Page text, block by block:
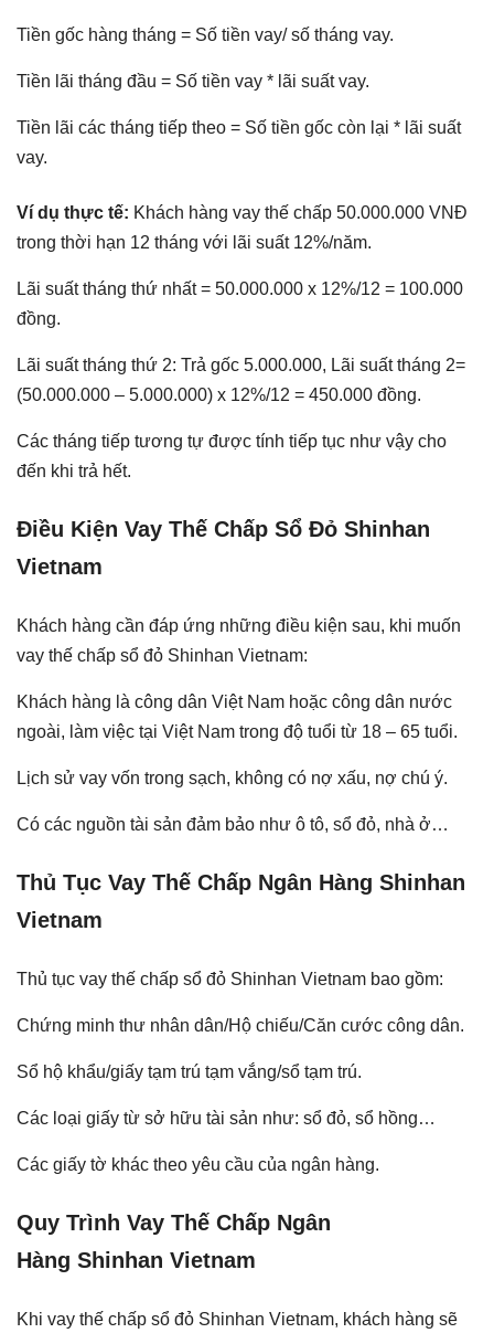
Tiền gốc hàng tháng = Số tiền vay/ số tháng vay.
Tiền lãi tháng đầu = Số tiền vay * lãi suất vay.
Tiền lãi các tháng tiếp theo = Số tiền gốc còn lại * lãi suất
vay.
Ví dụ thực tế: Khách hàng vay thế chấp 50.000.000 VNĐ
trong thời hạn 12 tháng với lãi suất 12%/năm.
Lãi suất tháng thứ nhất = 50.000.000 x 12%/12 = 100.000
đồng.
Lãi suất tháng thứ 2: Trả gốc 5.000.000, Lãi suất tháng 2=
(50.000.000 – 5.000.000) x 12%/12 = 450.000 đồng.
Các tháng tiếp tương tự được tính tiếp tục như vậy cho
đến khi trả hết.
Điều Kiện Vay Thế Chấp Sổ Đỏ Shinhan
Vietnam
Khách hàng cần đáp ứng những điều kiện sau, khi muốn
vay thế chấp sổ đỏ Shinhan Vietnam:
Khách hàng là công dân Việt Nam hoặc công dân nước
ngoài, làm việc tại Việt Nam trong độ tuổi từ 18 – 65 tuổi.
Lịch sử vay vốn trong sạch, không có nợ xấu, nợ chú ý.
Có các nguồn tài sản đảm bảo như ô tô, sổ đỏ, nhà ở…
Thủ Tục Vay Thế Chấp Ngân Hàng Shinhan
Vietnam
Thủ tục vay thế chấp sổ đỏ Shinhan Vietnam bao gồm:
Chứng minh thư nhân dân/Hộ chiếu/Căn cước công dân.
Sổ hộ khẩu/giấy tạm trú tạm vắng/sổ tạm trú.
Các loại giấy từ sở hữu tài sản như: sổ đỏ, sổ hồng…
Các giấy tờ khác theo yêu cầu của ngân hàng.
Quy Trình Vay Thế Chấp Ngân
Hàng Shinhan Vietnam
Khi vay thế chấp sổ đỏ Shinhan Vietnam, khách hàng sẽ